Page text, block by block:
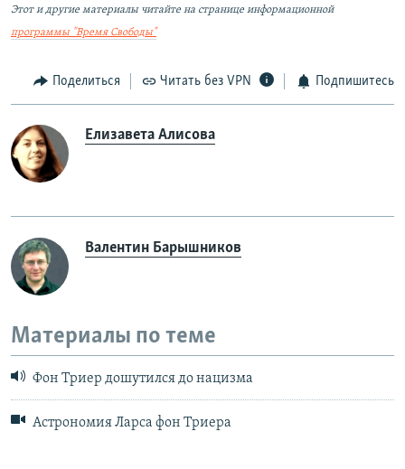
Этот и другие материалы читайте на странице информационной
программы "Время Свободы"
Поделиться Читать без VPN Подпишитесь
Елизавета Алисова
Валентин Барышников
Материалы по теме
Фон Триер дошутился до нацизма
Астрономия Ларса фон Триера